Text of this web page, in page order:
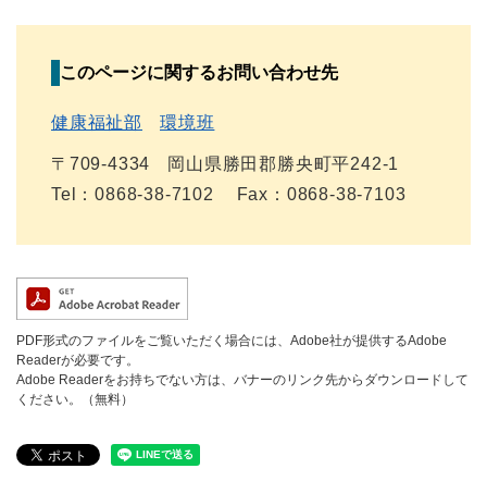
このページに関するお問い合わせ先
健康福祉部 環境班
〒709-4334
岡山県勝田郡勝央町平242-1
Tel：0868-38-7102
Fax：0868-38-7103
PDF形式のファイルをご覧いただく場合には、Adobe社が提供するAdobe
Readerが必要です。
Adobe Readerをお持ちでない方は、バナーのリンク先からダウンロードして
ください。（無料）